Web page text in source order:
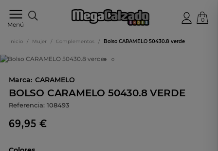
Menú
online
0
Inicio / Mujer / Complementos / Bolso CARAMELO 50430.8 verde
Marca: CARAMELO
BOLSO CARAMELO 50430.8 VERDE
Referencia: 108493
69,95 €